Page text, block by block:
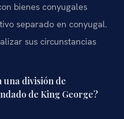
bienes conyugales
separado en conyugal.
sus circunstancias
una división de
de King George?